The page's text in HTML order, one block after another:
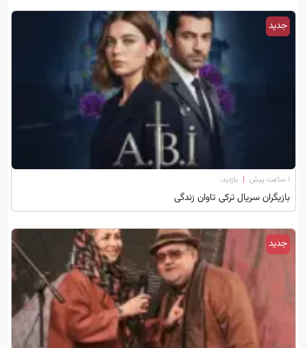
جدید
۱ ساعت پیش | بازدید:
بازیگران سریال ترکی تاوان زندگی
جدید